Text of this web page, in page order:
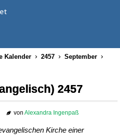
Kalender 2457
September
2457
von Alexandra Ingenpaß
Kirche einer